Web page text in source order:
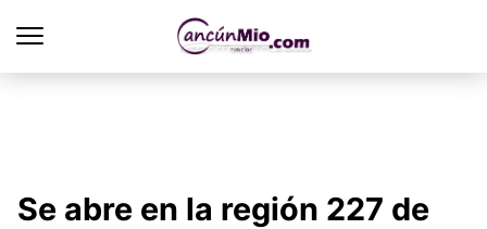
Se abre en la región 227 de